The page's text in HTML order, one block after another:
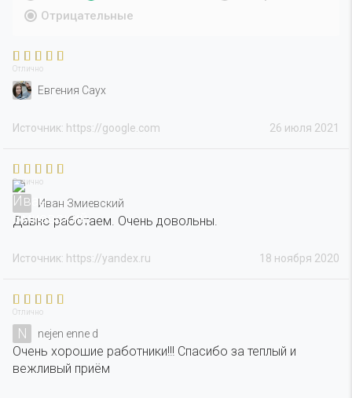
Отрицательные
Отлично
Евгения Саух
26 июля 2021
Источник: https://google.com
Отлично
Иван Змиевский
Давно работаем. Очень довольны.
18 ноября 2020
Источник: https://yandex.ru
Отлично
N nejen enne d
Очень хорошие работники!!! Спасибо за теплый и
вежливый приём